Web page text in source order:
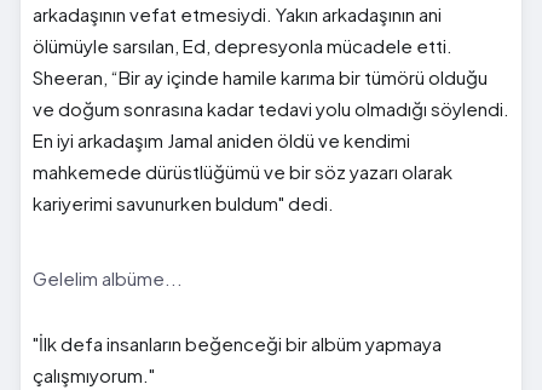
arkadaşının vefat etmesiydi. Yakın arkadaşının ani
ölümüyle sarsılan, Ed, depresyonla mücadele etti.
Sheeran, “Bir ay içinde hamile karıma bir tümörü olduğu
ve doğum sonrasına kadar tedavi yolu olmadığı söylendi.
En iyi arkadaşım Jamal aniden öldü ve kendimi
mahkemede dürüstlüğümü ve bir söz yazarı olarak
kariyerimi savunurken buldum" dedi.
Gelelim albüme...
"İlk defa insanların beğenceği bir albüm yapmaya
çalışmıyorum."